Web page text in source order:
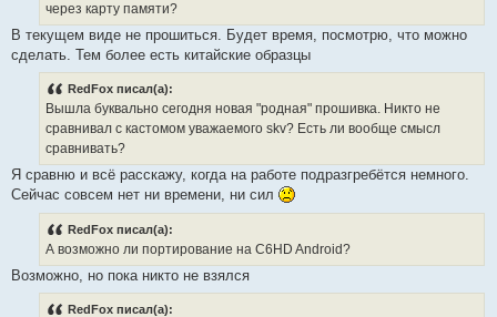
и
#
через карту памяти?
В текущем виде не прошиться. Будет время, посмотрю, что можно
сделать. Тем более есть китайские образцы
RedFox писал(а):
Вышла буквально сегодня новая "родная" прошивка. Никто не
сравнивал с кастомом уважаемого skv? Есть ли вообще смысл
сравнивать?
Я сравню и всё расскажу, когда на работе подразгребётся немного.
Сейчас совсем нет ни времени, ни сил
RedFox писал(а):
А возможно ли портирование на C6HD Android?
Возможно, но пока никто не взялся
RedFox писал(а):